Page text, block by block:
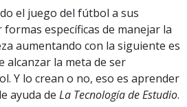
el juego del fútbol a sus
específicas de manejar la
aumentando con la siguiente es
alcanzar la meta de ser
Y lo crean o no, eso es aprender
ayuda de La Tecnología de Estudio.